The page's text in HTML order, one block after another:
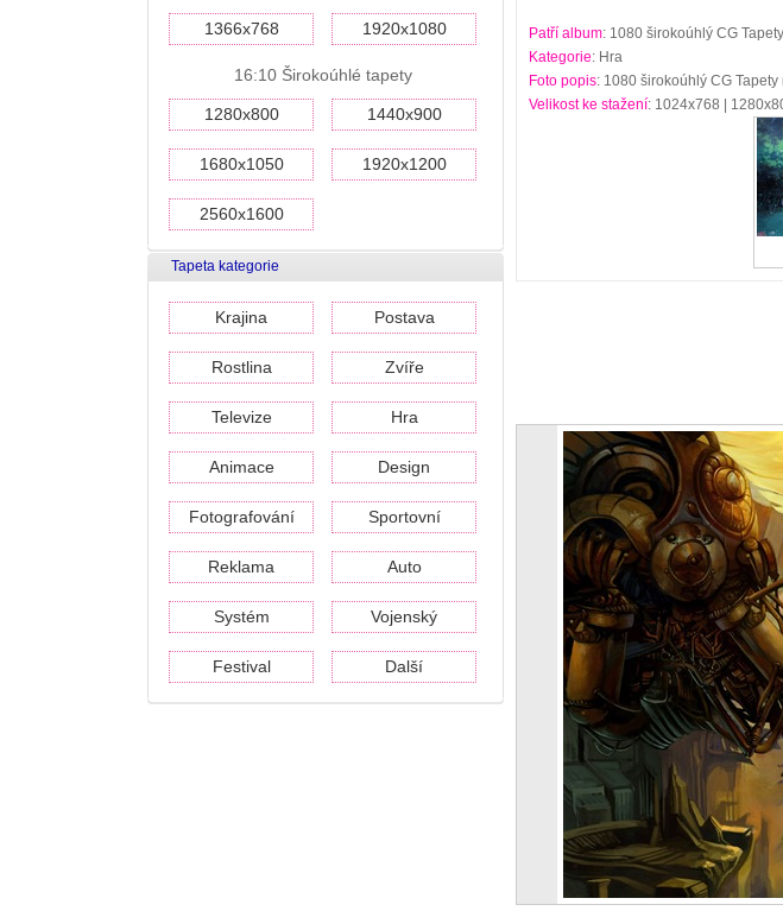
1366x768 1920x1080
16:10 Širokoúhlé tapety
1280x800 1440x900
1680x1050 1920x1200
2560x1600
Tapeta kategorie
Krajina Postava
Rostlina Zvíře
Televize Hra
Animace Design
Fotografování Sportovní
Reklama Auto
Systém Vojenský
Festival Další
Patří album: 1080 širokoúhlý CG
Kategorie: Hra
Foto popis: 1080 širokoúhlý CG
Velikost ke stažení: 1024x768 |